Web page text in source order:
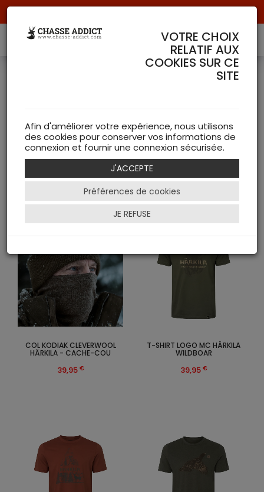
AW26 ( 24 articles )
NEW
Filtrer
COL KODIAK CLEVERWOOL
HÄRKILA - CACHE-COU
39,95 €
T-SHIRT LOGO MC HÄRKILA
WILDBOAR
39,95 €
VOTRE CHOIX
RELATIF AUX
COOKIES SUR CE
SITE
Afin d'améliorer votre expérience, nous utilisons
des cookies pour conserver vos informations de
connexion et fournir une connexion sécurisée.
J'ACCEPTE
Préférences de cookies
JE REFUSE